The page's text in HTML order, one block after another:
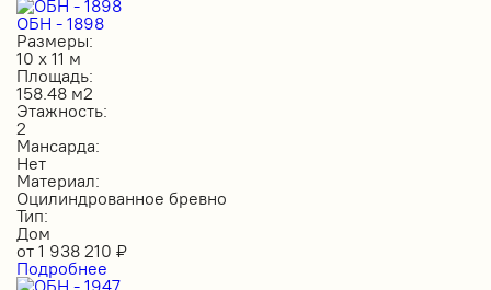
ОБН - 1898
Размеры:
10 х 11 м
Площадь:
158.48 м2
Этажность:
2
Мансарда:
Нет
Материал:
Оцилиндрованное бревно
Тип:
Дом
от 1 938 210 ₽
Подробнее